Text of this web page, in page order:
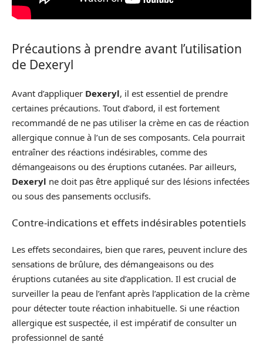
Précautions à prendre avant l’utilisation
de Dexeryl
Avant d’appliquer Dexeryl, il est essentiel de prendre
certaines précautions. Tout d’abord, il est fortement
recommandé de ne pas utiliser la crème en cas de réaction
allergique connue à l’un de ses composants. Cela pourrait
entraîner des réactions indésirables, comme des
démangeaisons ou des éruptions cutanées. Par ailleurs,
Dexeryl ne doit pas être appliqué sur des lésions infectées
ou sous des pansements occlusifs.
Contre-indications et effets indésirables potentiels
Les effets secondaires, bien que rares, peuvent inclure des
sensations de brûlure, des démangeaisons ou des
éruptions cutanées au site d’application. Il est crucial de
surveiller la peau de l’enfant après l’application de la crème
pour détecter toute réaction inhabituelle. Si une réaction
allergique est suspectée, il est impératif de consulter un
professionnel de santé